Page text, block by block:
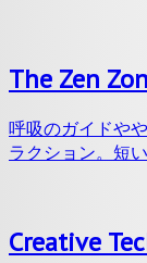
The Zen
呼吸のガイドや
ラクション。短
Creative